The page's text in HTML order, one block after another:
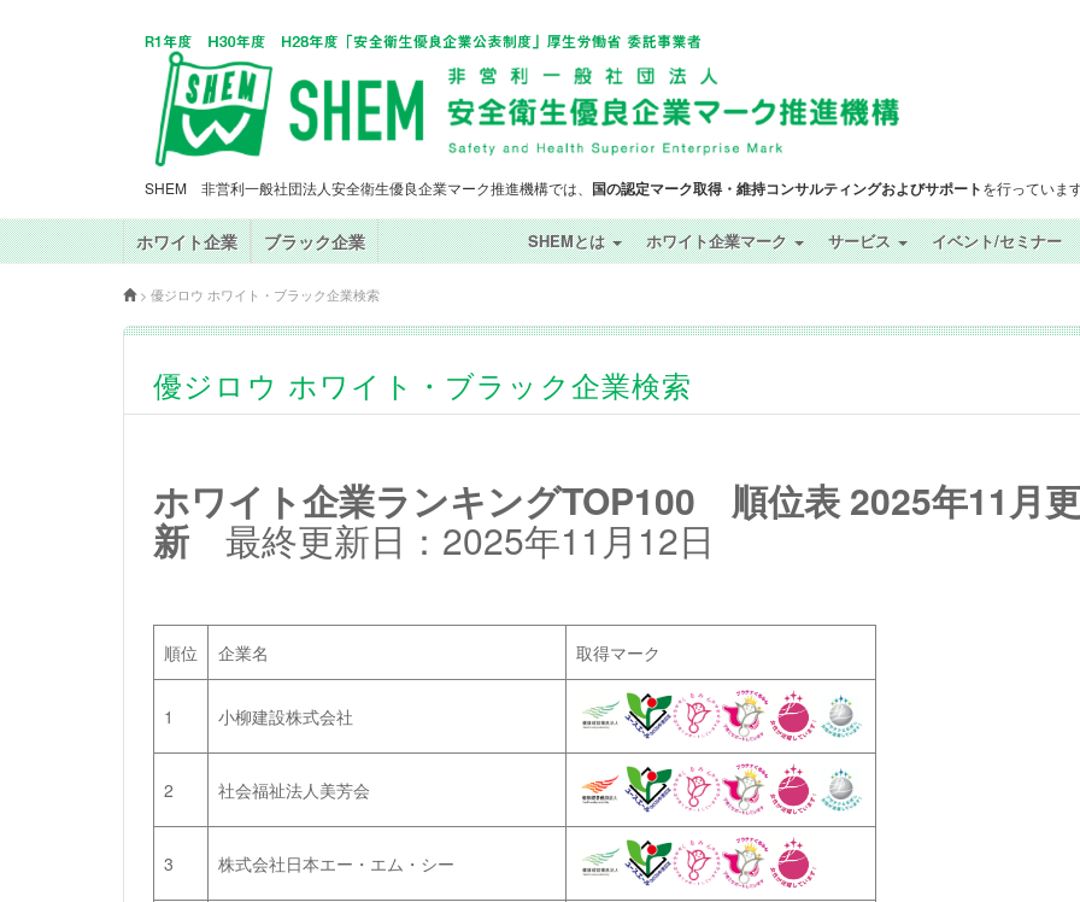
SHEM 非営利一般社団法人安全衛生優良企業マーク推進機構では、 国の認定マーク取得・維持コンサルティングおよびサポートを行っていま
ホワイト企業 ブラック企業 SHEMとは ホワイト企業マーク サービス イベント/セミナー
> 優ジロウ ホワイト・ブラック企業検索
優ジロウ ホワイト・ブラック企業検索
ホワイト企業ランキングTOP100 順位表 2025年11月更
新 最終更新日：2025年11月12日
順位 企業名 取得マーク
1 小柳建設株式会社
2 社会福祉法人美芳会
3 株式会社日本エー・エム・シー